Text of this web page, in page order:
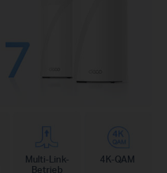
Multi-Link-
Betrieb
4K-QAM